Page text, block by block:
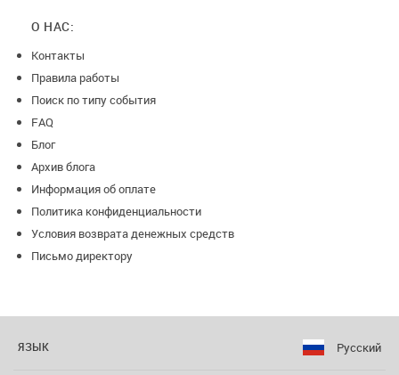
О НАС:
Контакты
Правила работы
Поиск по типу события
FAQ
Блог
Архив блога
Информация об оплате
Политика конфиденциальности
Условия возврата денежных средств
Письмо директору
ЯЗЫК Русский